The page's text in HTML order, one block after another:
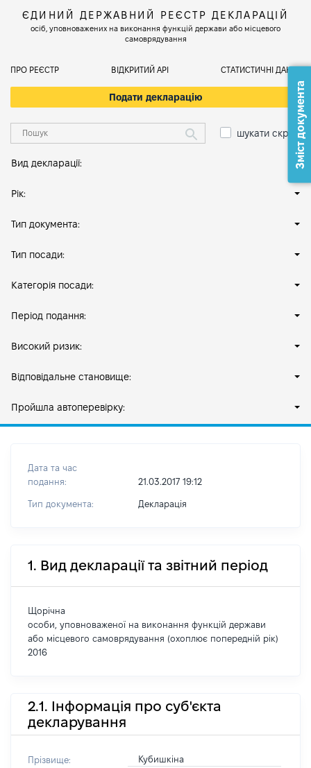
ЄДИНИЙ ДЕРЖАВНИЙ РЕЄСТР ДЕКЛАРАЦІЙ
осіб, уповноважених на виконання функцій держави або місцевого
самоврядування
ПРО РЕЄСТР ВІДКРИТИЙ АРІ СТАТИСТИЧНІ ДАНІ
Подати декларацію
шукати скрізь
Вид декларації:
Рік:
Тип документа:
Тип посади:
Категорія посади:
Період подання:
Високий ризик:
Відповідальне становище:
Пройшла автоперевірку:
Дата та час
подання:
21.03.2017 19:12
Тип документа: Декларація
1. Вид декларації та звітний період
Щорічна
особи, уповноваженої на виконання функцій держави
або місцевого самоврядування (охоплює попередній рік)
2016
2.1. Інформація про суб'єкта
декларування
Прізвище: Кубишкіна
Зміст документа